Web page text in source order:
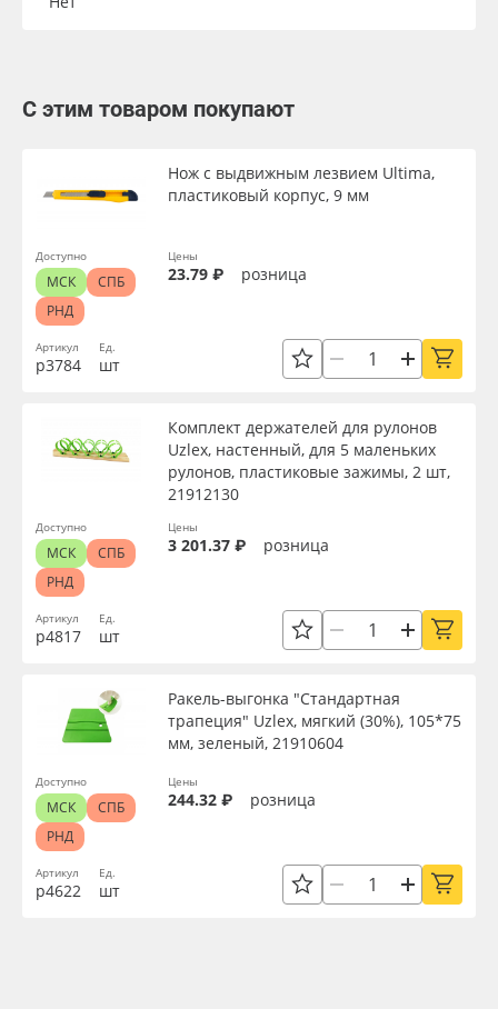
С этим товаром покупают
Артикул
р3784
Нож с выдвижным лезвием Ultima,
пластиковый корпус, 9 мм
Ед.
шт
Цены
23.79 ₽ розница
Доступно
МСК
СПБ
РНД
Артикул
р4817
Комплект держателей для рулонов
Uzlex, настенный, для 5 маленьких
рулонов, пластиковые зажимы, 2 шт,
21912130
Ед.
шт
Цены
3 201.37 ₽ розница
Доступно
МСК
СПБ
РНД
Артикул
р4622
Ракель-выгонка "Стандартная
трапеция" Uzlex, мягкий (30%), 105*75
мм, зеленый, 21910604
Ед.
шт
Цены
244.32 ₽ розница
Доступно
МСК
СПБ
РНД